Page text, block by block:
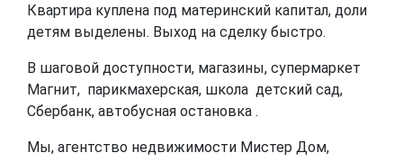
Квартира куплена под материнский капитал, доли
детям выделены. Выход на сделку быстро.
В шаговой доступности, магазины, супермаркет
Магнит, парикмахерская, школа детский сад,
Сбербанк, автобусная остановка .
Мы, агентство недвижимости Мистер Дом,